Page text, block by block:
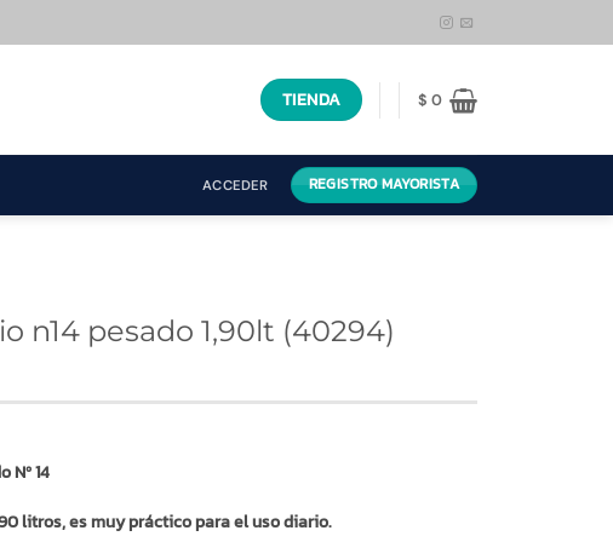
TIENDA $ 0
ACCEDER REGISTRO MAYORISTA
n14 pesado 1,90lt (40294)
Nº 14
litros, es muy práctico para el uso diario.